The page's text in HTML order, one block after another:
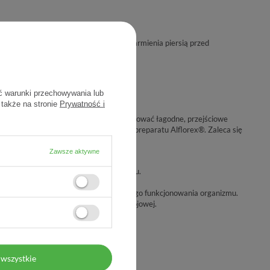
preparatu. W okresie ciąży i karmienia piersią przed
4 tygodni stosowania mogą występować łagodne, przejściowe
przejściowy objaw stosowania preparatu Alflorex®. Zaleca się
którykolwiek ze składników preparatu.
zróżnicowanej diety.
tryb życia są ważne dla prawidłowego funkcjonowania organizmu.
małych dzieci, w temperaturze pokojowej.
warunki przechowywania lub
na stronie Prywatność i
Zawsze aktywne